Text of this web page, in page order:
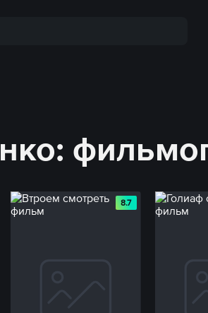
8.7